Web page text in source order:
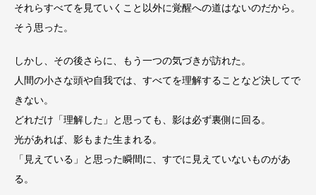
それらすべてを見ていくこと以外に覚醒への道はないのだから。
そう思った。
しかし、その後さらに、もう一つの気づきが訪れた。
人間の小さな頭や自我では、すべてを理解することなど決してで
きない。
どれだけ「理解した」と思っても、影は必ず裏側に回る。
光があれば、影もまた生まれる。
「見えている」と思った瞬間に、すでに見えていないものがあ
る。